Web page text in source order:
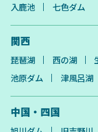
入鹿池 七色ダム
関西
琵琶湖 西の湖
池原ダム
津風呂湖
中国・四国